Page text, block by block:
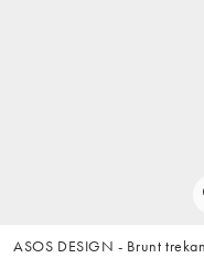
ASOS DESIGN - Brunt